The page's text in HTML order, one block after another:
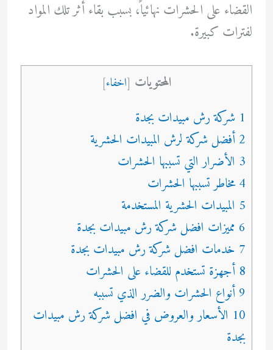
القضاء على الحشرات نهائياً، بسبب بقاء أثر تلك المواد
لفترات كبيرة.
المحتويات [اخفاء]
1 شركة رش مبيدات بجدة
2 أفضل شركة لرش المبيدات الحشرية
3 الأضرار التي تسببها الحشرات
4 مخاطر تسببها الحشرات
5 المبيدات الحشرية المستخدمة
6 مميزات افضل شركة رش مبيدات بجدة
7 خدمات افضل شركة رش مبيدات بجدة
8 أجهزة تستخدم للقضاء على الحشرات
9 أنواع الحشرات والضرر الذي تسببه
10 الأسعار والعروض في افضل شركة رش مبيدات
بجدة